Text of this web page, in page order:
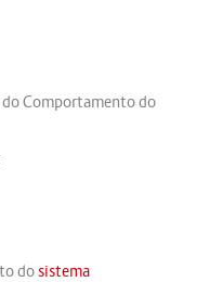
Comportamento do
dosistema